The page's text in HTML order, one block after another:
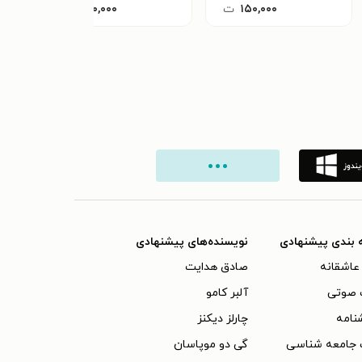
۱۵۰,۰۰۰ ت ۲۰۰,۰۰۰
بندی پیشنهادی
صوتی
جامعه شناسی
نویسنده‌های پیشنهادی
صادق هدایت
آلبر کامو
چارلز دیکنز
گی دو موپاسان